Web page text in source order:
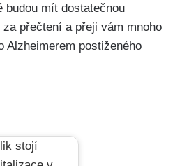
mít dostatečnou
přečtení a přeji vám mnoho
Alzheimerem postiženého